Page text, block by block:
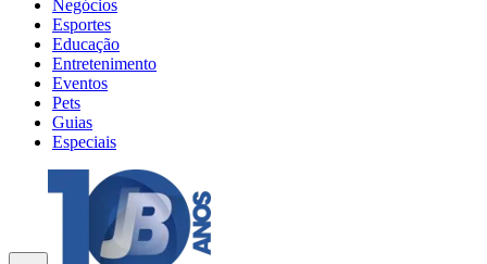
Negócios
Esportes
Educação
Entretenimento
Eventos
Pets
Guias
Especiais
Explore Tudo
Últimas Notícias
Previsão do Tempo
Trânsito e Rotas